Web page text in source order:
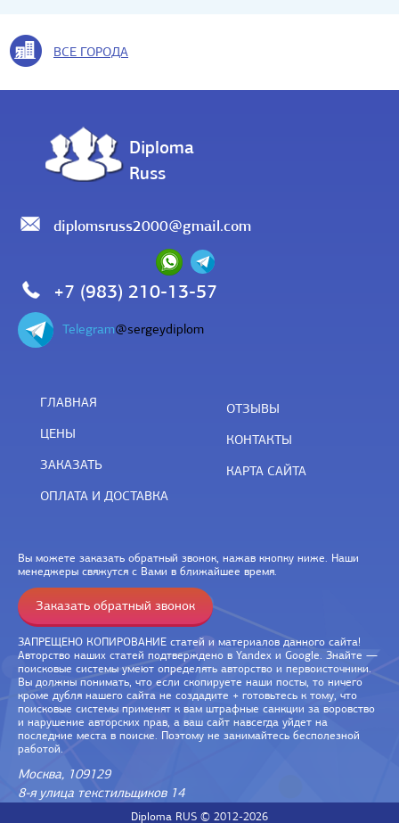
ВСЕ ГОРОДА
Diploma
Russ
diplomsruss2000@gmail.com
+7 (983) 210-13-57
Telegram@sergeydiplom
ГЛАВНАЯ
ЦЕНЫ
ЗАКАЗАТЬ
ОПЛАТА И ДОСТАВКА
ОТЗЫВЫ
КОНТАКТЫ
КАРТА САЙТА
Вы можете заказать обратный звонок, нажав кнопку ниже. Наши
менеджеры свяжутся с Вами в ближайшее время.
Заказать обратный звонок
ЗАПРЕЩЕНО КОПИРОВАНИЕ статей и материалов данного сайта!
Авторство наших статей подтверждено в Yandex и Google. Знайте —
поисковые системы умеют определять авторство и первоисточники.
Вы должны понимать, что если скопируете наши посты, то ничего
кроме дубля нашего сайта не создадите + готовьтесь к тому, что
поисковые системы применят к вам штрафные санкции за воровство
и нарушение авторских прав, а ваш сайт навсегда уйдет на
последние места в поиске. Поэтому не занимайтесь бесполезной
работой.
Москва, 109129
8-я улица текстильщиков 14
Diploma RUS © 2012-2026